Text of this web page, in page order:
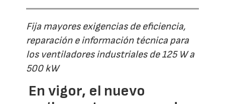
Fija mayores exigencias de eficiencia,
reparación e información técnica para
los ventiladores industriales de 125 W a
500 kW
En vigor, el nuevo